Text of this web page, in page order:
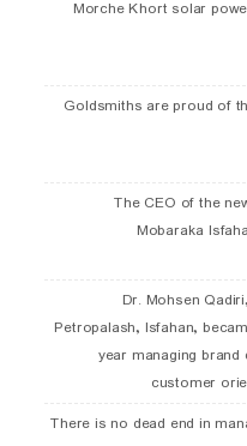
Morche Khort solar
Goldsmiths are proud of
The CEO of the
Mobaraka
Dr. Mohsen
Petropalash, Isfahan,
year managing brand
customer
There is no dead end in